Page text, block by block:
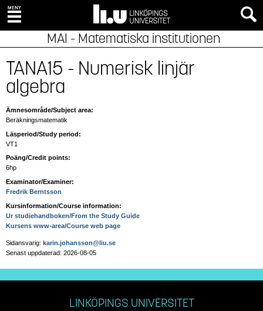
MAI - Matematiska institutionen
TANA15 - Numerisk linjär
algebra
Ämnesområde/Subject area:
Beräkningsmatematik
Läsperiod/Study period:
VT1
Poäng/Credit points:
6hp
Examinator/Examiner:
Fredrik Berntsson
Kursinformation/Course information:
Ur studiehandboken/From the Study Guide
Kursens www-area/Course web page
Sidansvarig: karin.johansson@liu.se
Senast uppdaterad: 2026-08-05
LINKÖPINGS UNIVERSITET